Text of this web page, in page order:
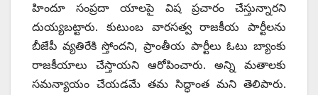
హిందూ సంప్రదా యాలపై విష ప్రచారం చేస్తున్నారని
దుయ్యబట్టారు. కుటుంబ వారసత్వ రాజకీయ పార్టీలను
బీజేపీ వ్యతిరేకి స్తోందని, ప్రాంతీయ పార్టీలు ఓటు బ్యాంకు
రాజకీయాలు చేస్తాయని ఆరోపించారు. అన్ని మతాలకు
సమన్యాయం చేయడమే తమ సిద్ధాంత మని తెలిపారు.